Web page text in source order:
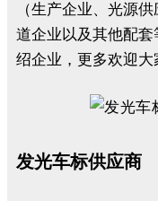
（生产企业、光源
道企业以及其他配
绍企业，更多欢迎大
发光车标供应商